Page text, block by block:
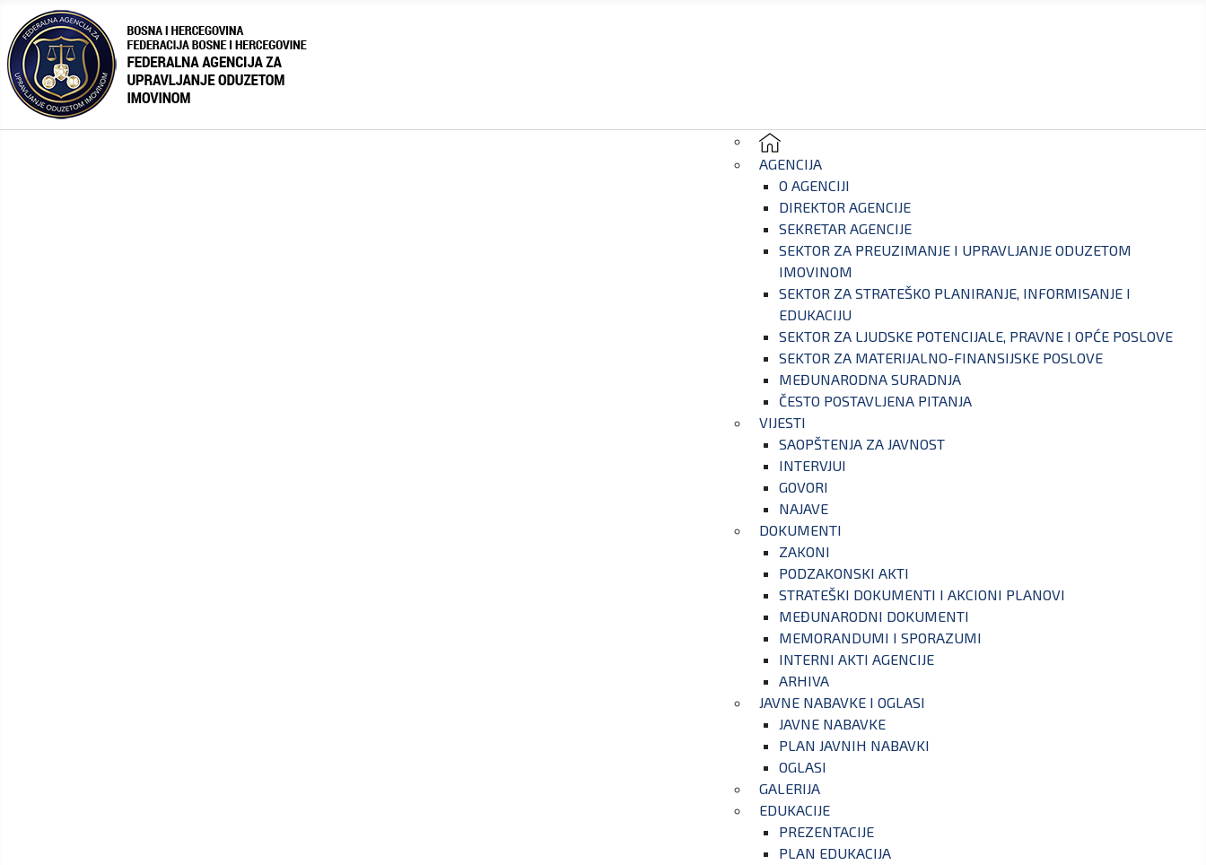
AGENCIJA
O AGENCIJI
DIREKTOR AGENCIJE
SEKRETAR AGENCIJE
SEKTOR ZA PREUZIMANJE I UPRAVLJANJE ODUZETOM
IMOVINOM
SEKTOR ZA STRATEŠKO PLANIRANJE, INFORMISANJE I
EDUKACIJU
SEKTOR ZA LJUDSKE POTENCIJALE, PRAVNE I OPĆE POSLOVE
SEKTOR ZA MATERIJALNO-FINANSIJSKE POSLOVE
MEĐUNARODNA SURADNJA
ČESTO POSTAVLJENA PITANJA
VIJESTI
SAOPŠTENJA ZA JAVNOST
INTERVJUI
GOVORI
NAJAVE
DOKUMENTI
ZAKONI
PODZAKONSKI AKTI
STRATEŠKI DOKUMENTI I AKCIONI PLANOVI
MEĐUNARODNI DOKUMENTI
MEMORANDUMI I SPORAZUMI
INTERNI AKTI AGENCIJE
ARHIVA
JAVNE NABAVKE I OGLASI
JAVNE NABAVKE
PLAN JAVNIH NABAVKI
OGLASI
GALERIJA
EDUKACIJE
PREZENTACIJE
PLAN EDUKACIJA